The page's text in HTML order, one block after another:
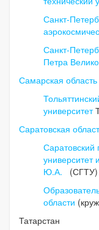
Санкт-
Санкт-
Петра
Самарская область
университет
Саратовская
Саратовский
университет
Ю.А.
области
Татарстан